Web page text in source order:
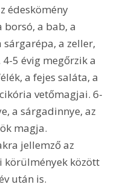
édeskömény
borsó, a bab, a
a zeller,
5 évig megőrzik a
a fejes saláta, a
vetőmagjai. 6-
a sárgadinnye, az
magja.
jellemző az
körülmények között
után is.